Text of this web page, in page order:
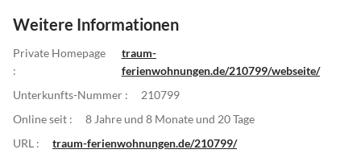
Weitere Informationen
Private Homepage
:
traum-
ferienwohnungen.de/210799/webseite/
Unterkunfts-Nummer :
210799
Online seit :
8 Jahre und 8 Monate und 20 Tage
URL :
traum-ferienwohnungen.de/210799/